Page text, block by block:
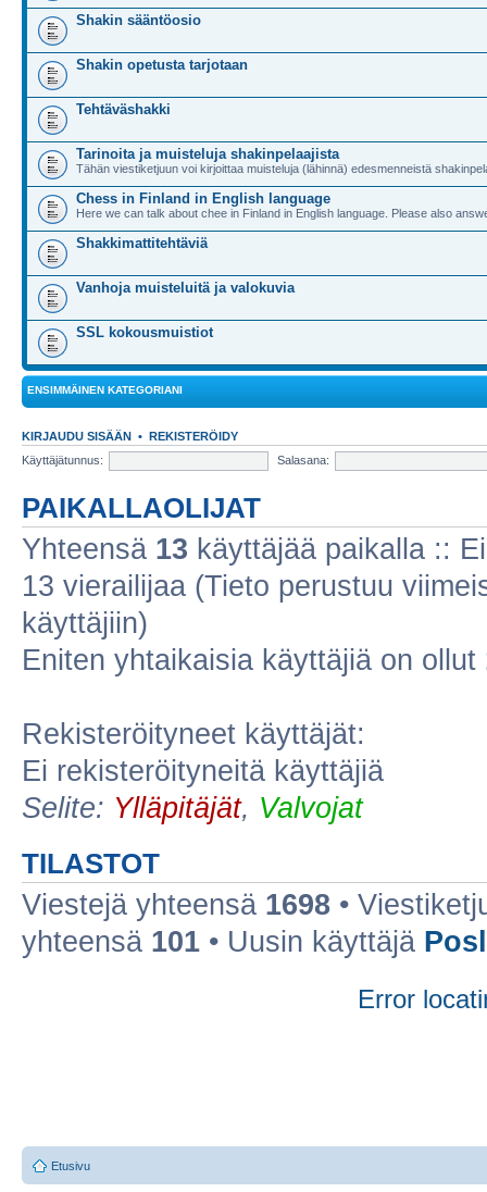
Shakin sääntöosio
Shakin opetusta tarjotaan
Tehtäväshakki
Tarinoita ja muisteluja shakinpelaajista
Tähän viestiketjuun voi kirjoittaa muisteluja (lähinnä) edesmenneistä
Chess in Finland in English language
Here we can talk about chee in Finland in English language. Please also
Shakkimattitehtäviä
Vanhoja muisteluitä ja valokuvia
SSL kokousmuistiot
ENSIMMÄINEN KATEGORIANI
KIRJAUDU SISÄÄN • REKISTERÖIDY
Käyttäjätunnus:
Salasana:
PAIKALLAOLIJAT
Yhteensä 13 käyttäjää paikalla ::
13 vierailijaa (Tieto perustuu
käyttäjiin)
Eniten yhtaikaisia käyttäjiä on ollut
Rekisteröityneet käyttäjät:
Ei rekisteröityneitä käyttäjiä
Selite: Ylläpitäjät, Valvojat
TILASTOT
Viestejä yhteensä 1698 •
yhteensä 101 • Uusin käyttäjä
Error
Etusivu